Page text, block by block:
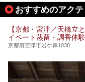
おすすめのアク
【京都・宮津／天橋立
イベート蒸留・調香体
京都府宮津市岩ケ鼻1038